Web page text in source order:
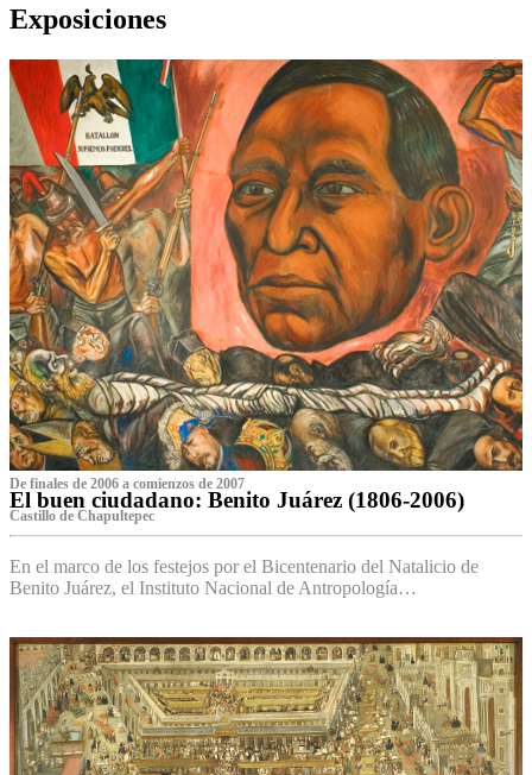
Exposiciones
De finales de 2006 a comienzos de 2007
El buen ciudadano: Benito Juárez (1806-2006)
Castillo de Chapultepec
En el marco de los festejos por el Bicentenario del Natalicio de
Benito Juárez, el Instituto Nacional de Antropología…